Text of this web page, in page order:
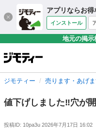
アプリならお得
インストール
地元の掲示
ジモティー 売ります・あげ
値下げしました‼️穴が
投稿ID: 10pa3u 2026年7月17日 16:02